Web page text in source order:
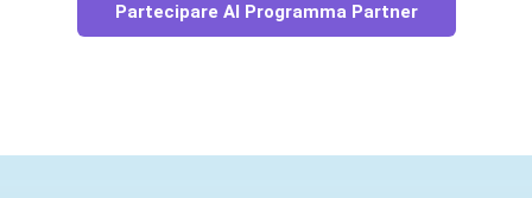
Partecipare Al Programma Partner